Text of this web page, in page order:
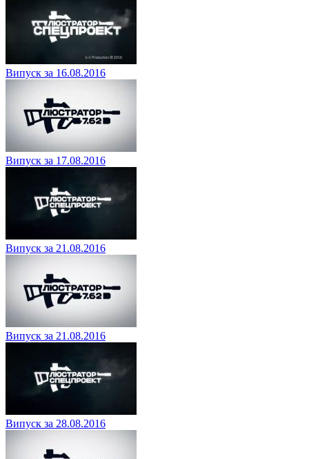
Випуск за 16.08.2016
Випуск за 17.08.2016
Випуск за 21.08.2016
Випуск за 21.08.2016
Випуск за 28.08.2016